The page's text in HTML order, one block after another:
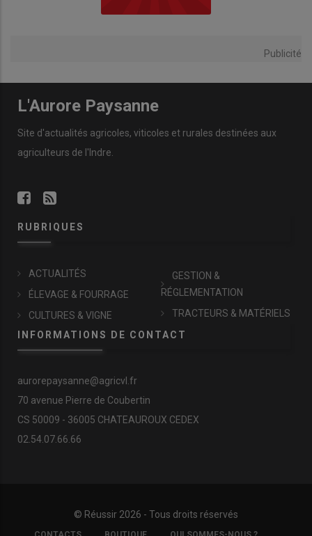
Publicité
L'Aurore Paysanne
Site d'actualités agricoles, viticoles et rurales destinées aux
agriculteurs de l'Indre.
RUBRIQUES
ACTUALITÉS
ÉLEVAGE & FOURRAGE
CULTURES & VIGNE
GESTION &
RÉGLEMENTATION
TRACTEURS & MATÉRIELS
INFORMATIONS DE CONTACT
aurorepaysanne@agricvl.fr
70 avenue Pierre de Coubertin
CS 50009 - 36005 CHATEAUROUX CEDEX
02.54.07.66.66
© Réussir 2026 - Tous droits réservés
FOOTER